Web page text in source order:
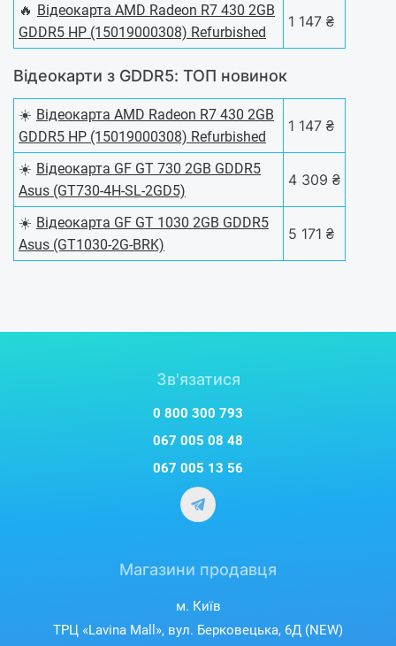
🔥 Відеокарта AMD Radeon R7 430 2GB
GDDR5 HP (15019000308) Refurbished
1 147 ₴
Відеокарти з GDDR5: ТОП новинок
☀️ Відеокарта AMD Radeon R7 430 2GB
GDDR5 HP (15019000308) Refurbished
1 147 ₴
☀️ Відеокарта GF GT 730 2GB GDDR5
Asus (GT730-4H-SL-2GD5)
4 309 ₴
☀️ Відеокарта GF GT 1030 2GB GDDR5
Asus (GT1030-2G-BRK)
5 171 ₴
Зв'язатися
0 800 300 793
067 005 08 48
067 005 13 56
Магазини продавця
м. Київ
ТРЦ «Lavina Mall», вул. Берковецька, 6Д (NEW)